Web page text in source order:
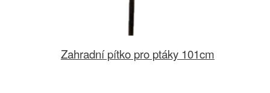
Zahradní pítko pro ptáky 101cm